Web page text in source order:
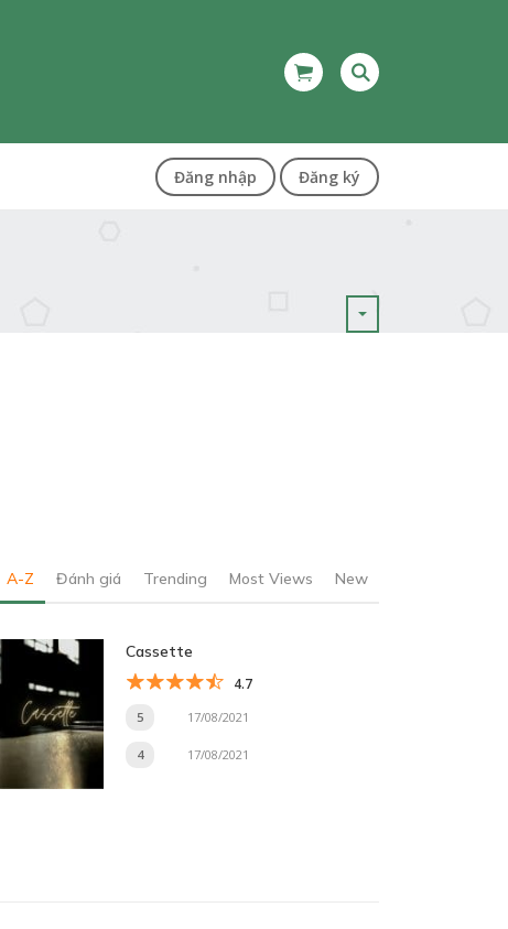
Đăng nhập Đăng ký
A-Z Đánh giá Trending Most Views New
Cassette
4.7
5 17/08/2021
4 17/08/2021